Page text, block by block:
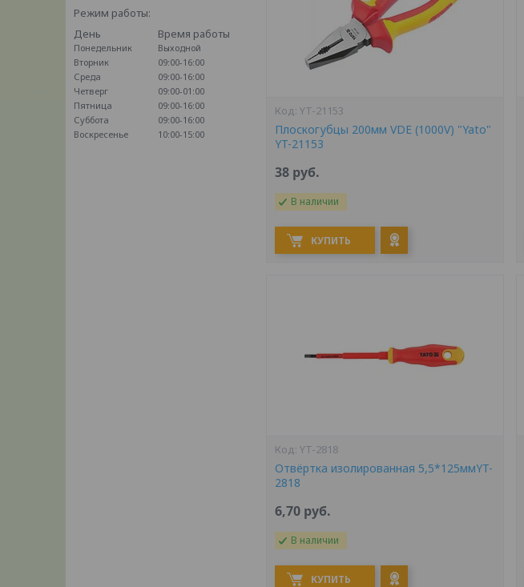
Режим работы:
День
Время работы
Понедельник
Выходной
Вторник
09:00-16:00
Среда
09:00-16:00
Четверг
09:00-01:00
Пятница
09:00-16:00
Суббота
09:00-16:00
Воскресенье
10:00-15:00
YT-21153
Плоскогубцы 200мм VDE (1000V) "Yato"
YT-21153
38 руб.
В наличии
КУПИТЬ
YT-2818
Отвёртка изолированная 5,5*125ммYT-
2818
6,70 руб.
В наличии
КУПИТЬ